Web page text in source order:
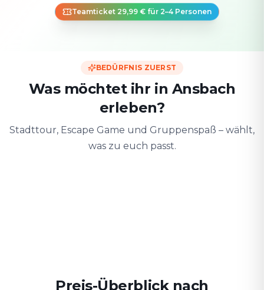
Teamticket 29,99 € für 2–4 Personen
BEDÜRFNIS ZUERST
Was möchtet ihr in Ansbach
erleben?
Stadttour, Escape Game und Gruppenspaß – wählt,
was zu euch passt.
Preis-Überblick nach